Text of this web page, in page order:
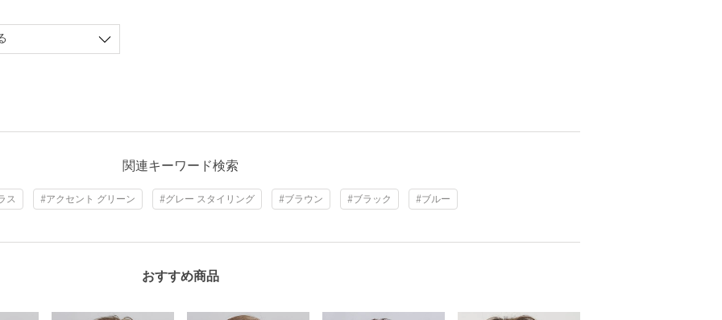
関連キーワード検索
ス #アクセント グリーン #グレー スタイリング #ブラウン #ブラック #ブルー
おすすめ商品